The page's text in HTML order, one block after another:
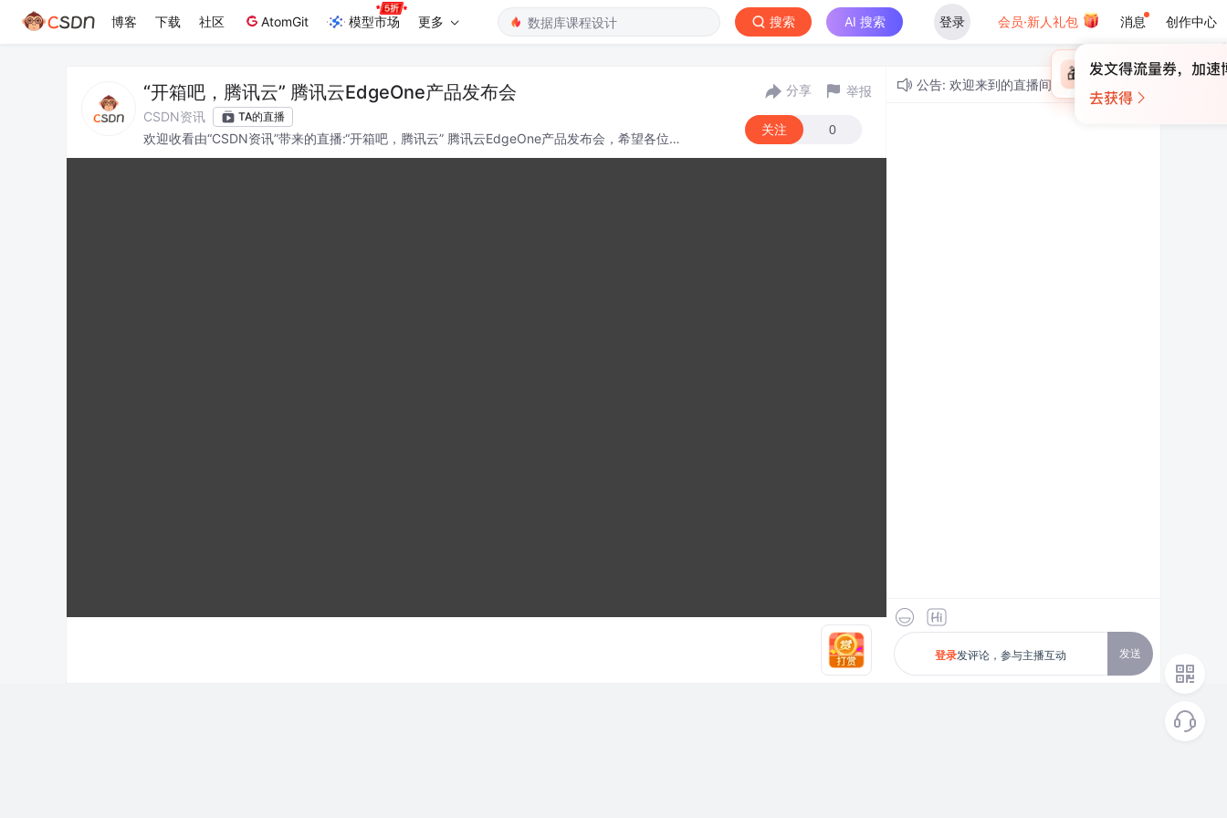
博客 下载 社区 AtomGit 模型市场 更多 搜索 AI 搜索 登录 会员·新人礼包 消息 创作中心
×
🎁
未登录
￥30
“开箱吧，腾讯云” 腾讯云EdgeOne产品发布会
CSDN资讯 TA的直播
欢迎收看由“CSDN资讯”带来的直播:“开箱吧，腾讯云” 腾讯云EdgeOne产品发布会，希望各位能
有所收获。
分享 举报
关注 0
公告: 欢迎来到的直播间！
发送
登录发评论，参与主播互动